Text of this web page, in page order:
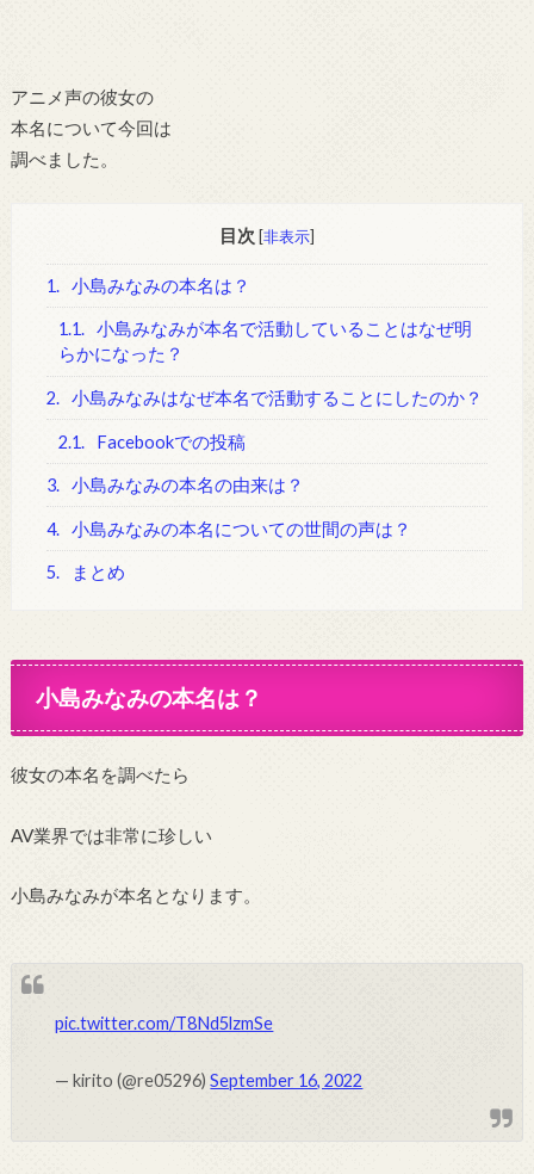
アニメ声の彼女の
本名について今回は
調べました。
目次 [非表示]
1. 小島みなみの本名は？
1.1. 小島みなみが本名で活動していることはなぜ明
らかになった？
2. 小島みなみはなぜ本名で活動することにしたのか？
2.1. Facebookでの投稿
3. 小島みなみの本名の由来は？
4. 小島みなみの本名についての世間の声は？
5. まとめ
小島みなみの本名は？
彼女の本名を調べたら
AV業界では非常に珍しい
小島みなみが本名となります。
pic.twitter.com/T8Nd5lzmSe
— kirito (@re05296)September 16, 2022